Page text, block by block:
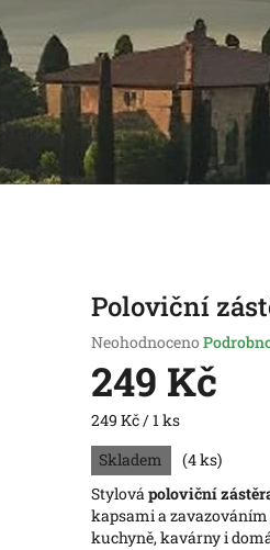
Poloviční
Průměrné
hodnocení
produktu
0,0
z
5
hvězdiček.
Neohodnoceno
249 Kč
Měrná
cena:
249 Kč / 1 ks
Skladem
(4 ks)
Stylovápoloviční
kapsami a
kuchyně, kavárny i